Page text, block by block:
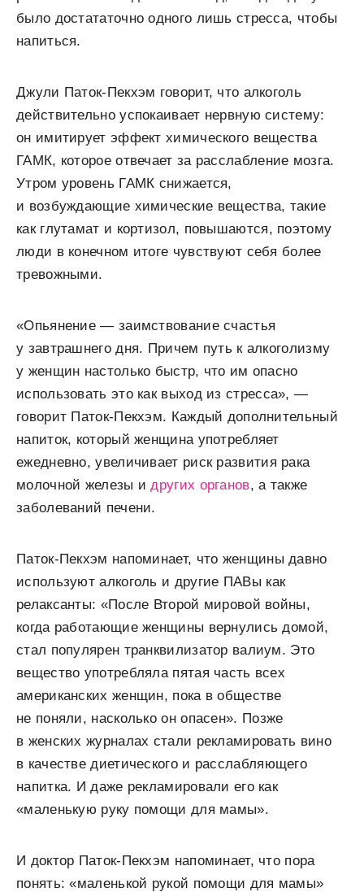
было достататочно одного лишь стресса, чтобы
напиться.
Джули Паток-Пекхэм говорит, что алкоголь
действительно успокаивает нервную систему:
он имитирует эффект химического вещества
ГАМК, которое отвечает за расслабление мозга.
Утром уровень ГАМК снижается,
и возбуждающие химические вещества, такие
как глутамат и кортизол, повышаются, поэтому
люди в конечном итоге чувствуют себя более
тревожными.
«Опьянение — заимствование счастья
у завтрашнего дня. Причем путь к алкоголизму
у женщин настолько быстр, что им опасно
использовать это как выход из стресса», —
говорит Паток-Пекхэм. Каждый дополнительный
напиток, который женщина употребляет
ежедневно, увеличивает риск развития рака
молочной железы идругих органов, а также
заболеваний печени.
Паток-Пекхэм напоминает, что женщины давно
используют алкоголь и другие ПАВы как
релаксанты: «После Второй мировой войны,
когда работающие женщины вернулись домой,
стал популярен транквилизатор валиум. Это
вещество употребляла пятая часть всех
американских женщин, пока в обществе
не поняли, насколько он опасен». Позже
в женских журналах стали рекламировать вино
в качестве диетического и расслабляющего
напитка. И даже рекламировали его как
«маленькую руку помощи для мамы».
И доктор Паток-Пекхэм напоминает, что пора
понять: «маленькой рукой помощи для мамы»